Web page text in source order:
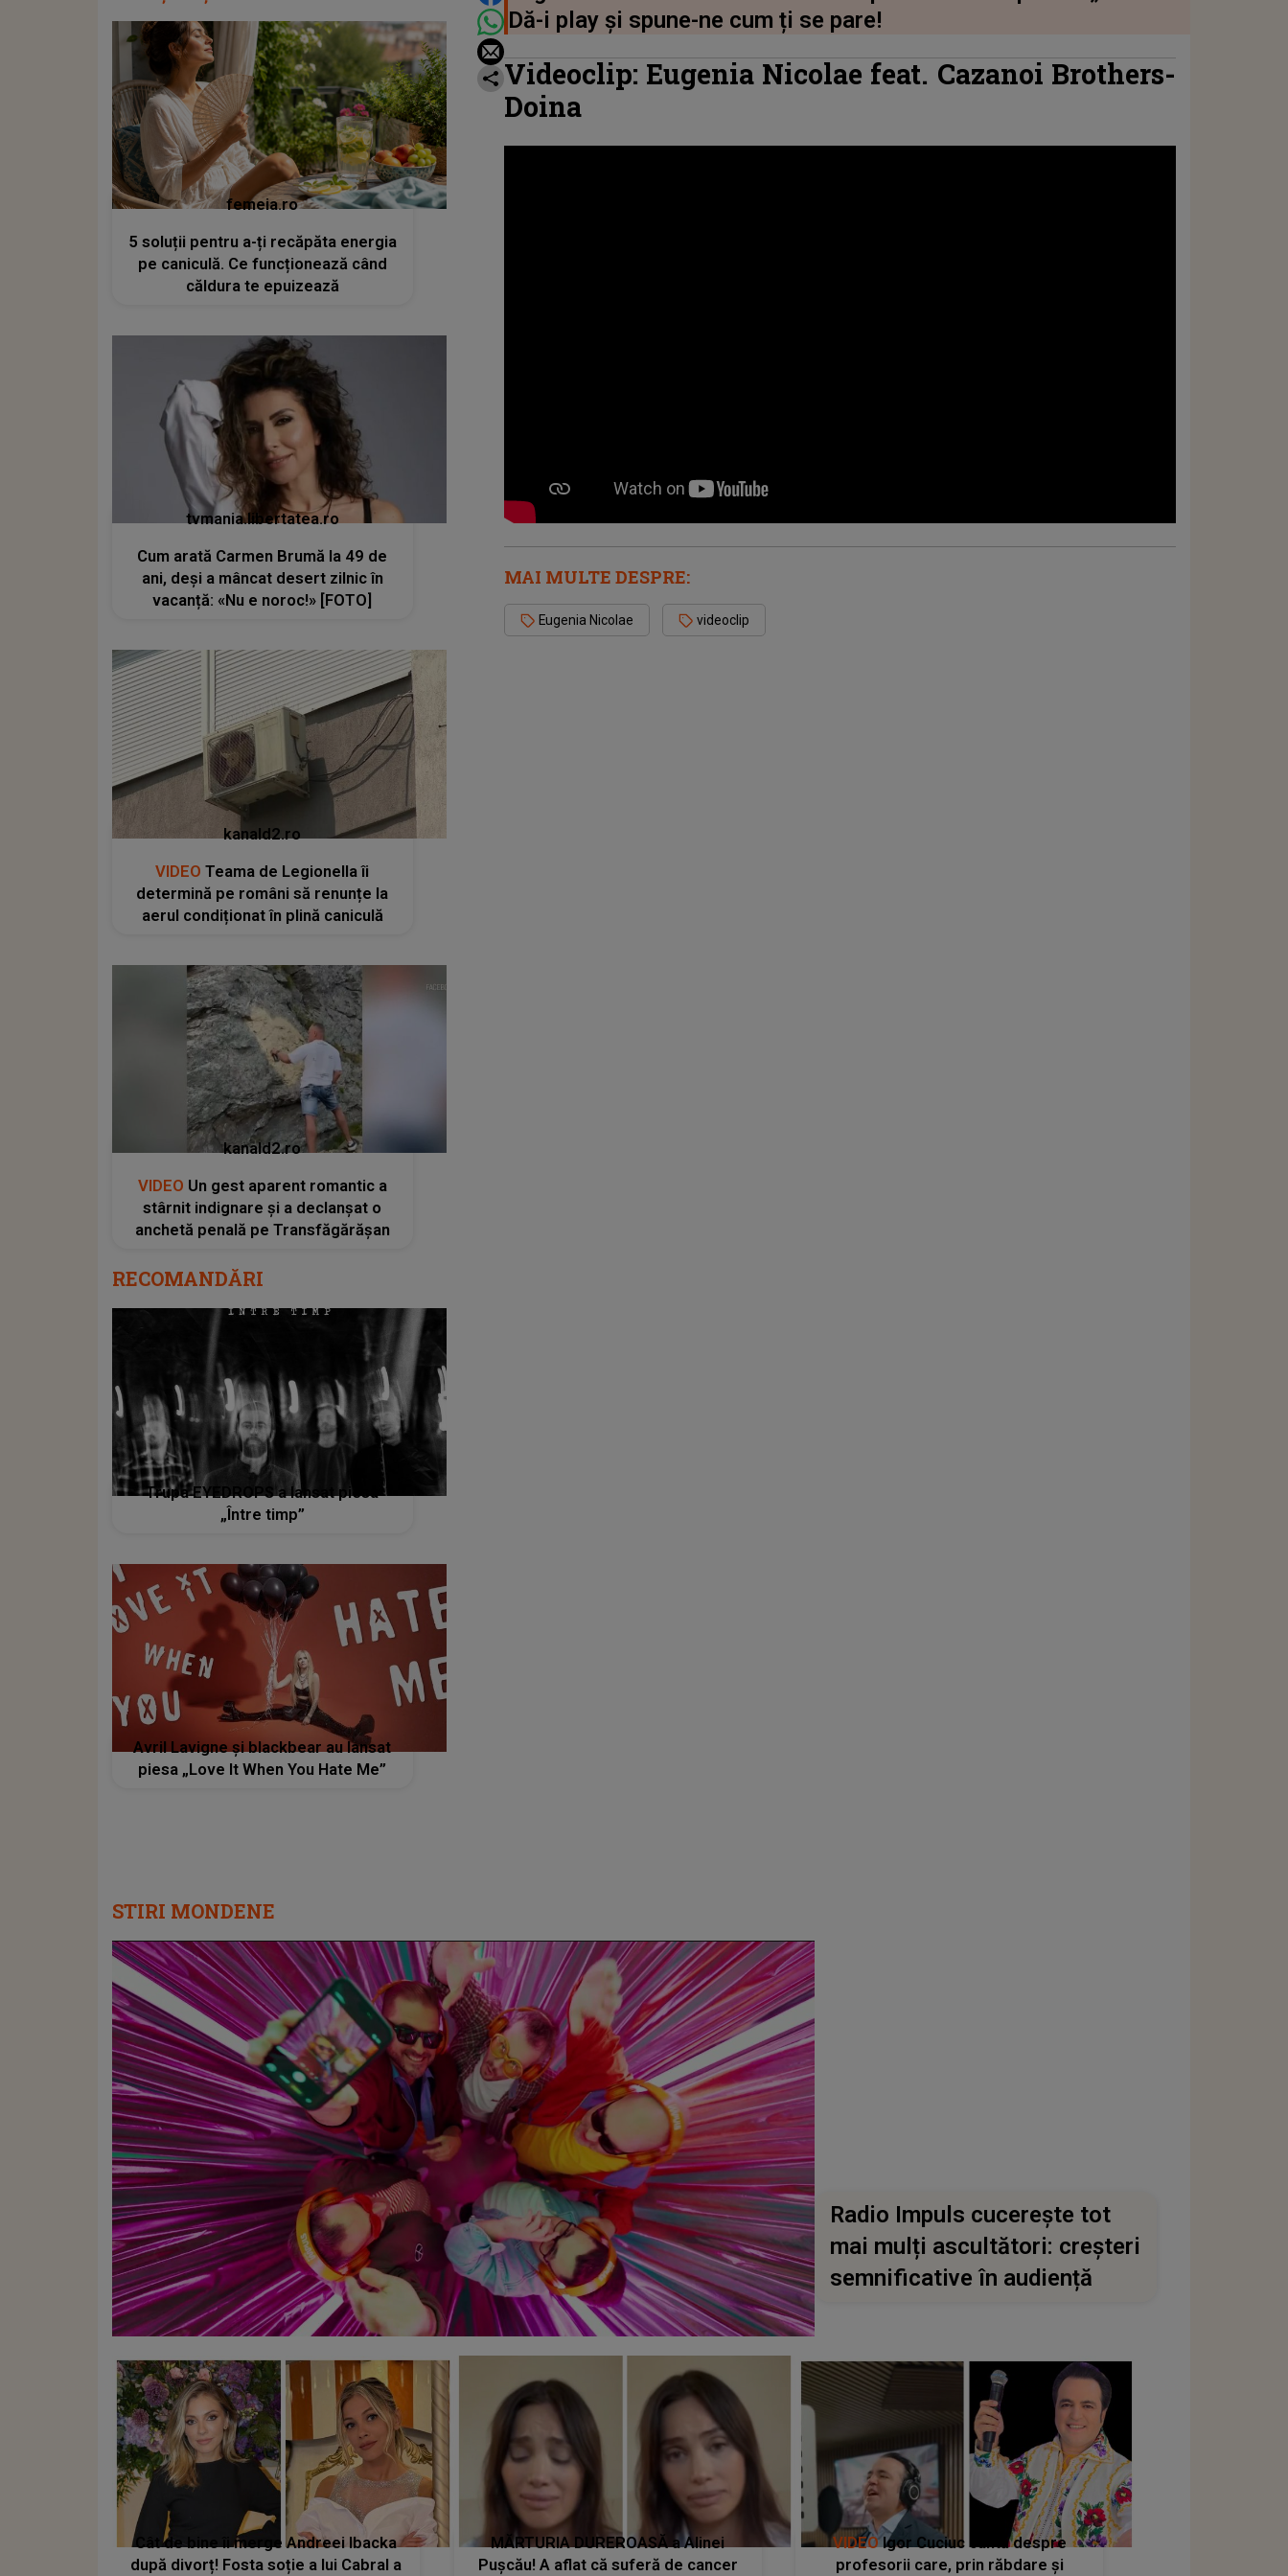
Dă-i play și spune-ne cum ți se pare!
Videoclip: Eugenia Nicolae feat. Cazanoi Brothers-
Doina
MAI MULTE DESPRE:
Eugenia Nicolae videoclip
femeia.ro
5 soluții pentru a-ți recăpăta energia
pe caniculă. Ce funcționează când
căldura te epuizează
tvmania.libertatea.ro
Cum arată Carmen Brumă la 49 de
ani, deși a mâncat desert zilnic în
vacanță: «Nu e noroc!» [FOTO]
kanald2.ro
VIDEO Teama de Legionella îi
determină pe români să renunțe la
aerul condiționat în plină caniculă
kanald2.ro
VIDEO Un gest aparent romantic a
stârnit indignare și a declanșat o
anchetă penală pe Transfăgărășan
RECOMANDĂRI
Trupa EYEDROPS a lansat piesa
„Între timp”
Avril Lavigne și blackbear au lansat
piesa „Love It When You Hate Me”
STIRI MONDENE
Radio Impuls cucerește tot
mai mulți ascultători: creșteri
semnificative în audiență
Cât de bine îi merge Andreei Ibacka
după divorț! Fosta soție a lui Cabral a
MĂRTURIA DUREROASĂ a Alinei
Pușcău! A aflat că suferă de cancer
VIDEOIgor Cuciuc cântă despre
profesorii care, prin răbdare și